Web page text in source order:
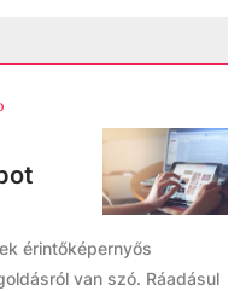
érintőképernyős
van szó. Ráadásul